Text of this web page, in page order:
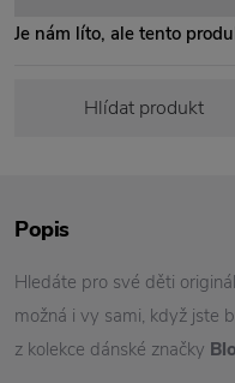
Je nám líto, ale tento
Hlídat produkt
Popis
Hledáte pro své děti
možná i vy sami, když jste
z kolekce dánské značky